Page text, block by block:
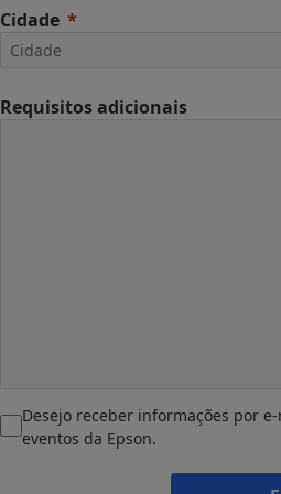
Cidade
Requisitos adicionais
Desejo receber informações por
eventos da Epson.